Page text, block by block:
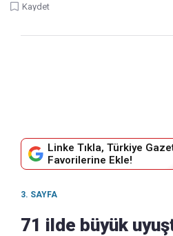
Kaydet
Linke Tıkla, Türkiye
Favorilerine Ekle!
3. SAYFA
71 ilde büyük